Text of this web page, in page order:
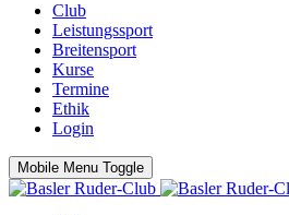
Club
Leistungssport
Breitensport
Kurse
Termine
Ethik
Login
Mobile Menu Toggle